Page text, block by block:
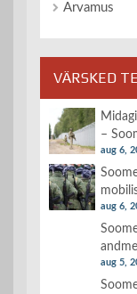
Arvamus
VÄRSKED
–
aug 6,
aug 6,
aug 5,